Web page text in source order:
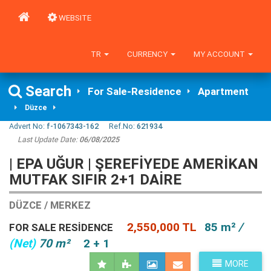
WEBSITE
MY ACCOUNT
CURRENCY
TR
Search For Sale-Residence Apartment
Düzce
Advert No: f-1067343-162 Ref.No: 621934
Last Update Date:06/08/2025
| EPA UĞUR | ŞEREFİYEDE AMERİKAN
MUTFAK SIFIR 2+1 DAİRE
DÜZCE / MERKEZ
FOR SALE RESIDENCE
2,550,000 TL 85 m² /
(Net)70 m² 2 + 1
MORE